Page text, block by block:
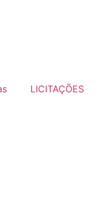
LICITAÇÕES